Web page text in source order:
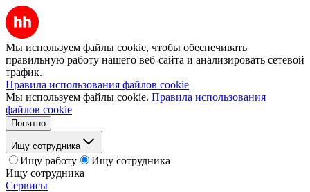
Мы используем файлы cookie, чтобы обеспечивать
правильную работу нашего веб-сайта и анализировать сетевой
трафик.
Правила использования файлов cookie
Мы используем файлы cookie. Правила использования
файлов cookie
Понятно
Ищу сотрудника
Ищу работу
Ищу сотрудника
Ищу сотрудника
Сервисы